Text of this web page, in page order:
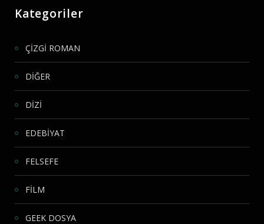
Kategoriler
ÇİZGİ ROMAN
DİĞER
DİZİ
EDEBİYAT
FELSEFE
FİLM
GEEK DOSYA